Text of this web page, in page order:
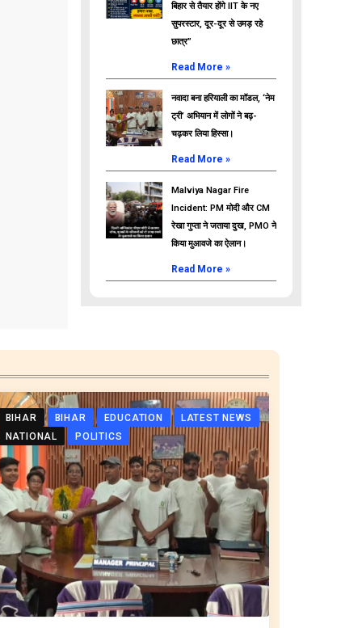
बिहार से तैयार होंगे IIT के नए
सुपरस्टार, दूर-दूर से उमड़ रहे
छात्र”
Read More »
नवादा बना हरियाली का मॉडल, ‘नेम
ट्री’ अभियान में लोगों ने बढ़-
चढ़कर लिया हिस्सा।
Read More »
Malviya Nagar Fire
Incident: PM मोदी और CM
रेखा गुप्ता ने जताया दुख, PMO ने
किया मुआवजे का ऐलान।
Read More »
BIHAR BIHAR EDUCATION
LATEST NEWS
NATIONAL
POLITICS